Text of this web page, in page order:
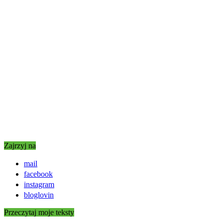
Zajrzyj na
mail
facebook
instagram
bloglovin
Przeczytaj moje teksty